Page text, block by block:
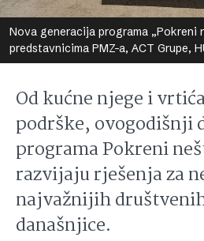
Nova generacija programa „Pokreni
predstavnicima PMZ-a, ACT Grupe,
Od kućne njege i
podrške, ovogodišnji
programa Pokreni
razvijaju rješenja za
najvažnijih
današnjice.